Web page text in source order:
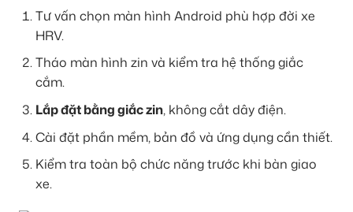
Tư vấn chọn màn hình Android phù hợp đời xe
HRV.
Tháo màn hình zin và kiểm tra hệ thống giắc
cắm.
Lắp đặt bằng giắc zin, không cắt dây điện.
Cài đặt phần mềm, bản đồ và ứng dụng cần thiết.
Kiểm tra toàn bộ chức năng trước khi bàn giao
xe.